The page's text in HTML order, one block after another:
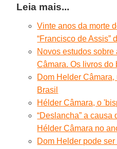
Leia mais...
Vinte anos da morte
“Francisco de Assis”
Novos estudos
Câmara. Os livros do
Dom Helder
Brasil
Hélder Câmara, o
“Deslancha” a
Hélder Câmara no
Dom Helder pode